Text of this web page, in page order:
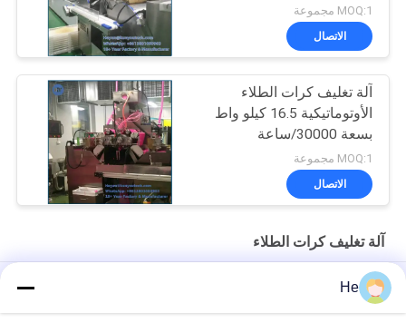
MOQ:1 مجموعة
الاتصال
آلة تغليف كرات الطلاء
الأوتوماتيكية 16.5 كيلو واط
بسعة 30000/ساعة
MOQ:1 مجموعة
الاتصال
آلة تغليف كرات الطلاء
آلة تجفيف كرات الطلاء ذات السرعة العالية من أجل الكبسولات الطرية
أو زيوت السمك
He